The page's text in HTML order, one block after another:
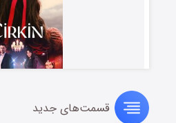
سریال زشتقسمت‌های جدید